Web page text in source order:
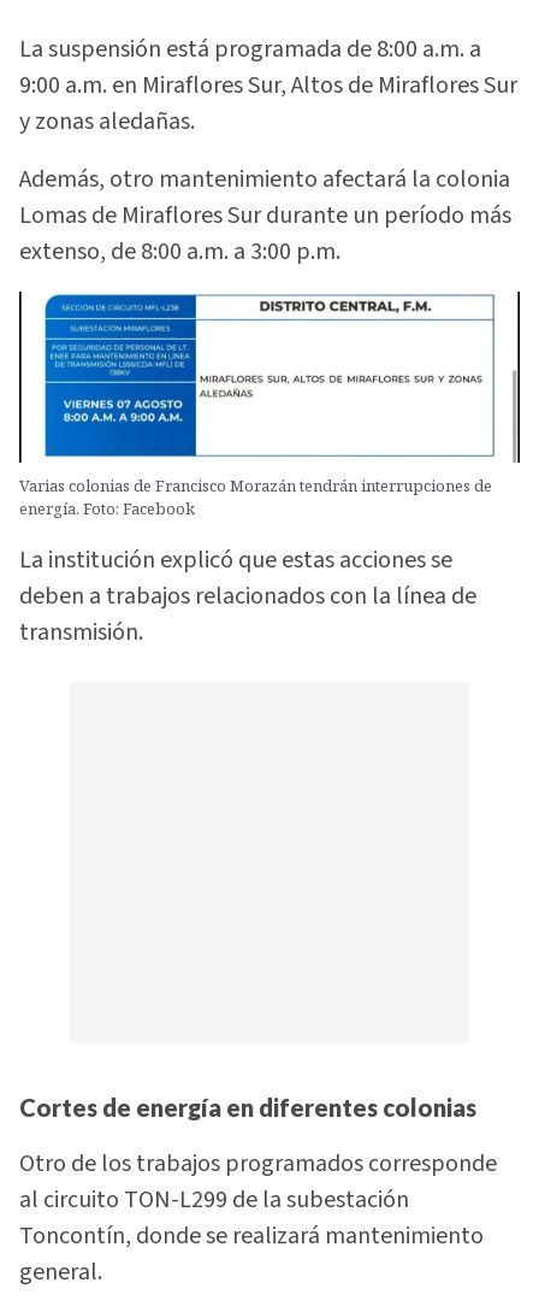
La suspensión está programada de 8:00 a.m. a
9:00 a.m. en Miraflores Sur, Altos de Miraflores Sur
y zonas aledañas.
Además, otro mantenimiento afectará la colonia
Lomas de Miraflores Sur durante un período más
extenso, de 8:00 a.m. a 3:00 p.m.
Varias colonias de Francisco Morazán tendrán interrupciones de
energía. Foto: Facebook
La institución explicó que estas acciones se
deben a trabajos relacionados con la línea de
transmisión.
Cortes de energía en diferentes colonias
Otro de los trabajos programados corresponde
al circuito TON-L299 de la subestación
Toncontín, donde se realizará mantenimiento
general.